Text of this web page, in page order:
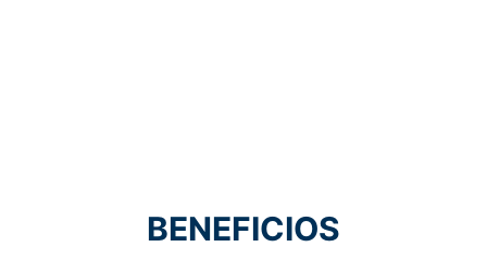
BENEFICIOS